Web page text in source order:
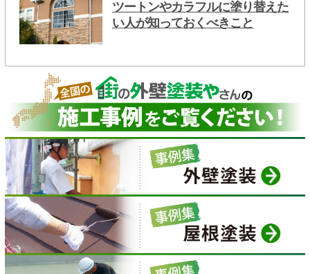
ツートンやカラフルに塗り替えた
い人が知っておくべきこと